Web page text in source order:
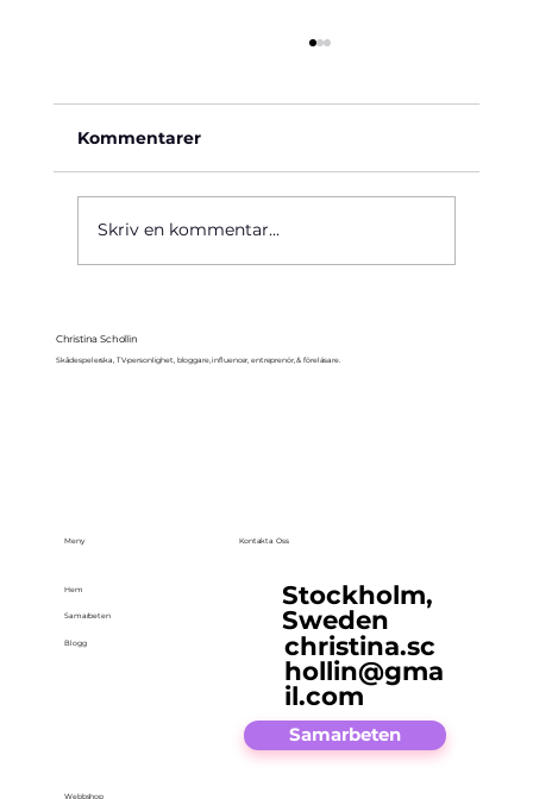
Kommentarer
Skriv en kommentar...
Christina Schollin
Skådespelerska, TV-personlighet, bloggare, influencer, entreprenör, & föreläsare.
Meny
Hem
Samarbeten
Blogg
Webbshop
Kontakta Oss
Stockholm,
Sweden
christina.sc
hollin@gma
il.com
Samarbeten